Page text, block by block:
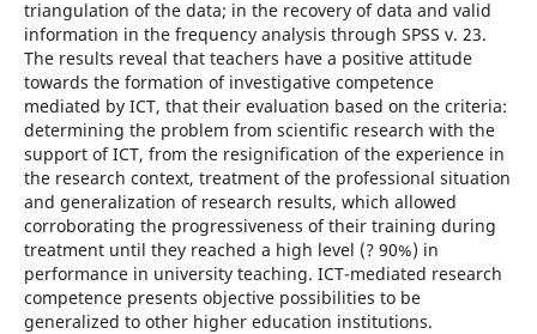
triangulation of the data; in the recovery of data and valid
information in the frequency analysis through SPSS v. 23.
The results reveal that teachers have a positive attitude
towards the formation of investigative competence
mediated by ICT, that their evaluation based on the criteria:
determining the problem from scientific research with the
support of ICT, from the resignification of the experience in
the research context, treatment of the professional situation
and generalization of research results, which allowed
corroborating the progressiveness of their training during
treatment until they reached a high level (? 90%) in
performance in university teaching. ICT-mediated research
competence presents objective possibilities to be
generalized to other higher education institutions.